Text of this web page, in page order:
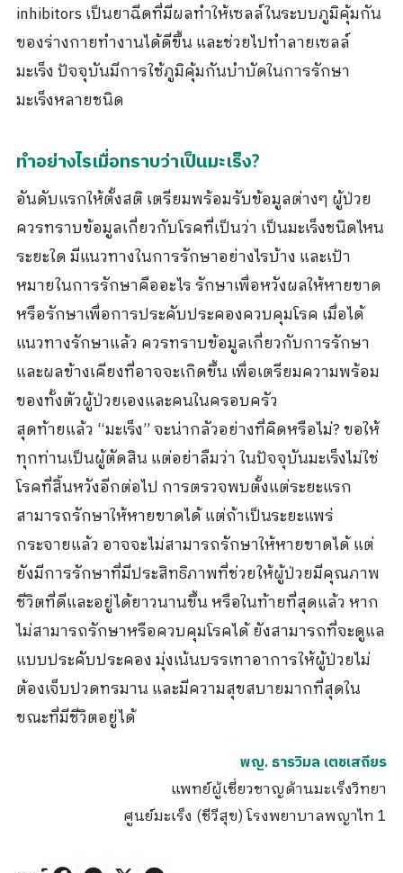
inhibitors เป็นยาฉีดที่มีผลทำให้เซลล์ในระบบภูมิคุ้มกัน
ของร่างกายทำงานได้ดีขึ้น และช่วยไปทำลายเซลล์
มะเร็ง ปัจจุบันมีการใช้ภูมิคุ้มกันบำบัดในการรักษา
มะเร็งหลายชนิด
ทำอย่างไรเมื่อทราบว่าเป็นมะเร็ง?
อันดับแรกให้ตั้งสติ เตรียมพร้อมรับข้อมูลต่างๆ ผู้ป่วย
ควรทราบข้อมูลเกี่ยวกับโรคที่เป็นว่า เป็นมะเร็งชนิดไหน
ระยะใด มีแนวทางในการรักษาอย่างไรบ้าง และเป้า
หมายในการรักษาคืออะไร รักษาเพื่อหวังผลให้หายขาด
หรือรักษาเพื่อการประคับประคองควบคุมโรค เมื่อได้
แนวทางรักษาแล้ว ควรทราบข้อมูลเกี่ยวกับการรักษา
และผลข้างเคียงที่อาจจะเกิดขึ้น เพื่อเตรียมความพร้อม
ของทั้งตัวผู้ป่วยเองและคนในครอบครัว
สุดท้ายแล้ว “มะเร็ง” จะน่ากลัวอย่างที่คิดหรือไม่? ขอให้
ทุกท่านเป็นผู้ตัดสิน แต่อย่าลืมว่า ในปัจจุบันมะเร็งไม่ใช่
โรคที่สิ้นหวังอีกต่อไป การตรวจพบตั้งแต่ระยะแรก
สามารถรักษาให้หายขาดได้ แต่ถ้าเป็นระยะแพร่
กระจายแล้ว อาจจะไม่สามารถรักษาให้หายขาดได้ แต่
ยังมีการรักษาที่มีประสิทธิภาพที่ช่วยให้ผู้ป่วยมีคุณภาพ
ชีวิตที่ดีและอยู่ได้ยาวนานขึ้น หรือในท้ายที่สุดแล้ว หาก
ไม่สามารถรักษาหรือควบคุมโรคได้ ยังสามารถที่จะดูแล
แบบประคับประคอง มุ่งเน้นบรรเทาอาการให้ผู้ป่วยไม่
ต้องเจ็บปวดทรมาน และมีความสุขสบายมากที่สุดใน
ขณะที่มีชีวิตอยู่ได้
พญ. ธารวิมล เตชเสถียร
แพทย์ผู้เชี่ยวชาญด้านมะเร็งวิทยา
ศูนย์มะเร็ง (ชีวีสุข) โรงพยาบาลพญาไท 1